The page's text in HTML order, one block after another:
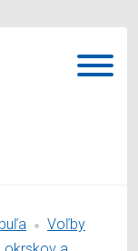
Voľby